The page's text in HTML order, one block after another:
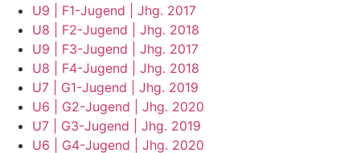
U9 | F1-Jugend | Jhg. 2017
U8 | F2-Jugend | Jhg. 2018
U9 | F3-Jugend | Jhg. 2017
U8 | F4-Jugend | Jhg. 2018
U7 | G1-Jugend | Jhg. 2019
U6 | G2-Jugend | Jhg. 2020
U7 | G3-Jugend | Jhg. 2019
U6 | G4-Jugend | Jhg. 2020